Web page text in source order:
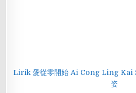
Lirik 愛從零開始 Ai Cong Ling Kai
姿